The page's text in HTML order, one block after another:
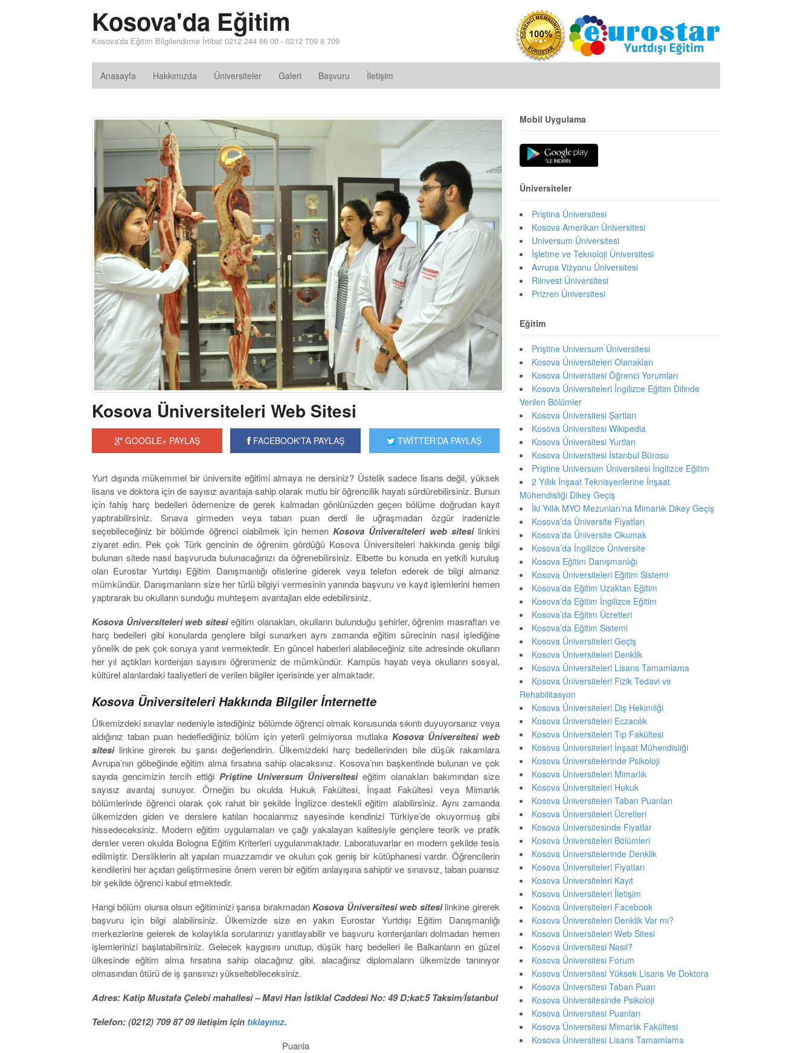
Kosova'da Eğitim
Kosova'da Eğitim Bilgilendirme İrtibat 0212 244 66 00 - 0212 709 8 709
Anasayfa Hakkımızda Üniversiteler Galeri Başvuru İletişim
Kosova Üniversiteleri Web Sitesi
GOOGLE+ PAYLAŞ FACEBOOK'TA PAYLAŞ TWİTTER'DA PAYLAŞ
Yurt dışında mükemmel bir üniversite eğitimi almaya ne dersiniz? Üstelik sadece lisans değil, yüksek
lisans ve doktora için de sayısız avantaja sahip olarak mutlu bir öğrencilik hayatı sürdürebilirsiniz. Bunun
için fahiş harç bedelleri ödemenize de gerek kalmadan gönlünüzden geçen bölüme doğrudan kayıt
yaptırabilirsiniz. Sınava girmeden veya taban puan derdi ile uğraşmadan özgür iradenizle
seçebileceğiniz bir bölümde öğrenci olabilmek için hemenKosova Üniversiteleri web sitesilinkini
ziyaret edin. Pek çok Türk gencinin de öğrenim gördüğü Kosova Üniversiteleri hakkında geniş bilgi
bulunan sitede nasıl başvuruda bulunacağınızı da öğrenebilirsiniz. Elbette bu konuda en yetkili kuruluş
olan Eurostar Yurtdışı Eğitim Danışmanlığı ofislerine giderek veya telefon ederek de bilgi almanız
mümkündür. Danışmanların size her türlü bilgiyi vermesinin yanında başvuru ve kayıt işlemlerini hemen
yaptırarak bu okulların sunduğu muhteşem avantajları elde edebilirsiniz.
Kosova Üniversiteleri web sitesieğitim olanakları, okulların bulunduğu şehirler, öğrenim masrafları ve
harç bedelleri gibi konularda gençlere bilgi sunarken aynı zamanda eğitim sürecinin nasıl işlediğine
yönelik de pek çok soruya yanıt vermektedir. En güncel haberleri alabileceğiniz site adresinde okulların
her yıl açtıkları kontenjan sayısını öğrenmeniz de mümkündür. Kampüs hayatı veya okulların sosyal,
kültürel alanlardaki faaliyetleri de verilen bilgiler içerisinde yer almaktadır.
Kosova Üniversiteleri Hakkında Bilgiler İnternette
Ülkemizdeki sınavlar nedeniyle istediğiniz bölümde öğrenci olmak konusunda sıkıntı duyuyorsanız veya
aldığınız taban puan hedeflediğiniz bölüm için yeterli gelmiyorsa mutlaka Kosova Üniversitesi web
sitesilinkine girerek bu şansı değerlendirin. Ülkemizdeki harç bedellerinden bile düşük rakamlara
Avrupa’nın göbeğinde eğitim alma fırsatına sahip olacaksınız. Kosova’nın başkentinde bulunan ve çok
sayıda gencimizin tercih ettiği Priştine Universum Üniversitesieğitim olanakları bakımından size
sayısız avantaj sunuyor. Örneğin bu okulda Hukuk Fakültesi, İnşaat Fakültesi veya Mimarlık
bölümlerinde öğrenci olarak çok rahat bir şekilde İngilizce destekli eğitim alabilirsiniz. Aynı zamanda
ülkemizden giden ve derslere katılan hocalarımız sayesinde kendinizi Türkiye’de okuyormuş gibi
hissedeceksiniz. Modern eğitim uygulamaları ve çağı yakalayan kalitesiyle gençlere teorik ve pratik
dersler veren okulda Bologna Eğitim Kriterleri uygulanmaktadır. Laboratuvarlar en modern şekilde tesis
edilmiştir. Dersliklerin alt yapıları muazzamdır ve okulun çok geniş bir kütüphanesi vardır. Öğrencilerin
kendilerini her açıdan geliştirmesine önem veren bir eğitim anlayışına sahiptir ve sınavsız, taban puansız
bir şekilde öğrenci kabul etmektedir.
Hangi bölüm olursa olsun eğitiminizi şansa bırakmadanKosova Üniversitesi web sitesilinkine girerek
başvuru için bilgi alabilirsiniz. Ülkemizde size en yakın Eurostar Yurtdışı Eğitim Danışmanlığı
merkezlerine gelerek de kolaylıkla sorularınızı yanıtlayabilir ve başvuru kontenjanları dolmadan hemen
işlemlerinizi başlatabilirsiniz. Gelecek kaygısını unutup, düşük harç bedelleri ile Balkanların en güzel
ülkesinde eğitim alma fırsatına sahip olacağınız gibi, alacağınız diplomaların ülkemizde tanınıyor
olmasından ötürü de iş şansınızı yükseltebileceksiniz.
Adres: Katip Mustafa Çelebi mahallesi – Mavi Han İstiklal Caddesi No: 49 D:kat:5 Taksim/İstanbul
Telefon: (0212) 709 87 09 iletişim için tıklayınız.
Puanla
Mobil Uygulama
Üniversiteler
Priştina Üniversitesi
Kosova Amerikan Üniversitesi
Universum Üniversitesi
İşletme ve Teknoloji Üniversitesi
Avrupa Vizyonu Üniversitesi
Riinvest Üniversitesi
Prizren Üniversitesi
Eğitim
Priştine Universum Üniversitesi
Kosova Üniversiteleri Olanakları
Kosova Üniversitesi Öğrenci Yorumları
Kosova Üniversiteleri İngilizce Eğitim Dilinde
Verilen Bölümler
Kosova Üniversitesi Şartları
Kosova Üniversitesi Wikipedia
Kosova Üniversitesi Yurtları
Kosova Üniversitesi İstanbul Bürosu
Priştine Universum Üniversitesi İngilizce Eğitim
2 Yıllık İnşaat Teknisyenlerine İnşaat
Mühendisliği Dikey Geçiş
İki Yıllık MYO Mezunları’na Mimarlık Dikey Geçiş
Kosova’da Üniversite Fiyatları
Kosova’da Üniversite Okumak
Kosova’da İngilizce Üniversite
Kosova Eğitim Danışmanlığı
Kosova Üniversiteleri Eğitim Sistemi
Kosova’da Eğitim Uzaktan Eğitim
Kosova’da Eğitim İngilizce Eğitim
Kosova’da Eğitim Ücretleri
Kosova’da Eğitim Sistemi
Kosova Üniversiteleri Geçiş
Kosova Üniversiteleri Denklik
Kosova Üniversiteleri Lisans Tamamlama
Kosova Üniversiteleri Fizik Tedavi ve
Rehabilitasyon
Kosova Üniversiteleri Diş Hekimliği
Kosova Üniversiteleri Eczacılık
Kosova Üniversiteleri Tıp Fakültesi
Kosova Üniversiteleri İnşaat Mühendisliği
Kosova Üniversitelerinde Psikoloji
Kosova Üniversiteleri Mimarlık
Kosova Üniversiteleri Hukuk
Kosova Üniversiteleri Taban Puanları
Kosova Üniversiteleri Ücretleri
Kosova Üniversitesinde Fiyatlar
Kosova Üniversiteleri Bölümleri
Kosova Üniversitelerinde Denklik
Kosova Üniversiteleri Fiyatları
Kosova Üniversiteleri Kayıt
Kosova Üniversiteleri İletişim
Kosova Üniversiteleri Facebook
Kosova Üniversiteleri Denklik Var mı?
Kosova Üniversiteleri Web Sitesi
Kosova Üniversitesi Nasıl?
Kosova Üniversitesi Forum
Kosova Üniversitesi Yüksek Lisans Ve Doktora
Kosova Üniversitesi Taban Puan
Kosova Üniversitesinde Psikoloji
Kosova Üniversitesi Puanları
Kosova Üniversitesi Mimarlık Fakültesi
Kosova Üniversitesi Lisans Tamamlama